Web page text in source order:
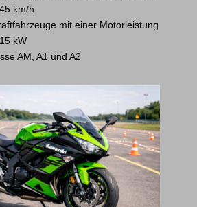
km/h
mit einer Motorleistung
kW
AM, A1 und A2